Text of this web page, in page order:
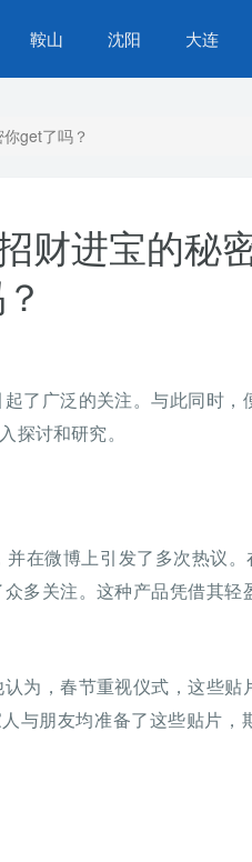
鞍山 沈阳 大连
get了吗？
财进宝的秘
了广泛的关注。与此同时，
探讨和研究。
在微博上引发了多次热议
多关注。这种产品凭借其轻
为，春节重视仪式，这些贴
与朋友均准备了这些贴片，